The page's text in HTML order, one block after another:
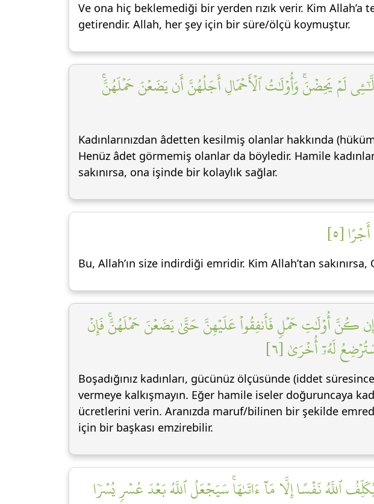
Ve ona hiç beklemediği bir yerden rızık verir. Kim
getirendir. Allah, her şey için bir süre/ölçü koymuştur.
لَمۡ يَحِضۡنَۚ وَأُوْلَٰتُ ٱلۡأَحۡمَالِ أَجَلُهُنَّ أَن يَضَعۡنَ حَمۡلَهُنَّۚ
Kadınlarınızdan âdetten kesilmiş olanlar hakkında
Henüz âdet görmemiş olanlar da böyledir. Hamile
sakınırsa, ona işinde bir kolaylık sağlar.
[٥]
Bu, Allah’ın size indirdiği emridir. Kim Allah’tan
كُنَّ أُوْلَٰتِ حَمۡلٖ فَأَنفِقُواْ عَلَيۡهِنَّ حَتَّىٰ يَضَعۡنَ حَمۡلَهُنَّۚ فَإِنۡ
لَهُۥٓ أُخۡرَىٰ [٦]
Boşadığınız kadınları, gücünüz ölçüsünde (iddet
vermeye kalkışmayın. Eğer hamile iseler doğuruncaya
ücretlerini verin. Aranızda maruf/bilinen bir şekilde
için bir başkası emzirebilir.
ٱللَّهُ نَفۡسًا إِلَّا مَآ ءَاتَىٰهَاۚ سَيَجۡعَلُ ٱللَّهُ بَعۡدَ عُسۡرٖ يُسۡرٗا